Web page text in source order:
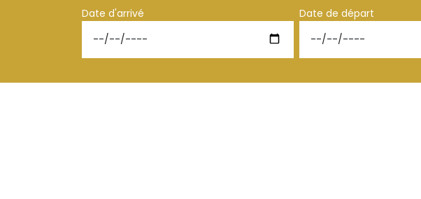
Date d'arrivé Date de départ